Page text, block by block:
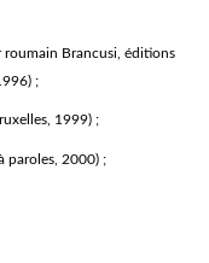
roumain Brancusi, éditions
;
1999) ;
paroles, 2000) ;